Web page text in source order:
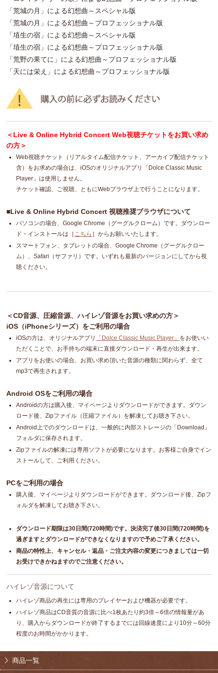
「荒城の月」による幻想曲～スペシャル版
「荒城の月」による幻想曲～プロフェッショナル版
「埴生の宿」による幻想曲～スペシャル版
「埴生の宿」による幻想曲～プロフェッショナル版
「荒野の果てに」による幻想曲～プロフェッショナル版
「天には栄え」による幻想曲～プロフェッショナル版
＜Live & Online Hybrid Concert Web視聴チケットをお買い求め
の方＞
Web視聴チケット（リアルタイム配信チケット、アーカイブ配信チケット
含）をお求めの場合は、iOSのオリジナルアプリ「Dolce Classic Music
Player」は使用しません。
チケット確認、ご視聴、ともにWebブラウザ上で行うことになります。
■Live & Online Hybrid Concert 視聴推奨ブラウザについて
パソコンの場合、Google Chrome（グーグルクローム）です。ダウンロー
ド・インストールは［ こちら ］からお願いいたします。
スマートフォン、タブレットの場合、Google Chrome（グーグルクロー
ム）、Safari（サファリ）です。いずれも最新のバージョンにしてから視
聴ください。
＜CD音源、圧縮音源、ハイレゾ音源をお買い求めの方＞
iOS（iPhoneシリーズ）をご利用の場合
iOSの方は、オリジナルアプリ 「Dolce Classic Music Player」 をお使いい
ただくことで、お手持ちの端末に直接ダウンロード・再生が出来ます。
アプリをお使いの場合、お買い求め頂いた音源の種類に関わらず、全て
mp3で再生されます。
Android OSをご利用の場合
Androidの方は購入後、マイページよりダウンロードができます。ダウン
ロード後、Zipファイル（圧縮ファイル）を解凍してお聴き下さい。
Android上でのダウンロードは、一般的に内部ストレージの「Download」
フォルダに保存されます。
Zipファイルの解凍には専用ソフトが必要になります。お客様ご自身でイン
ストールして、ご利用ください。
PCをご利用の場合
購入後、マイページよりダウンロードができます。ダウンロード後、Zipフ
ォルダを解凍してお聴き下さい。
ダウンロード期限は30日間(720時間)です。決済完了後30日間(720時間)を
過ぎますとダウンロードができなくなりますので予めご了承ください。
商品の特性上、キャンセル・返品・ご注文内容の変更につきましては一切
お受けできかねますのでご注意ください。
ハイレゾ音源について
ハイレゾ商品の再生には専用のプレイヤーおよび機器が必要です。
ハイレゾ商品はCD音質の音源に比べ1枚あたり約3倍～6倍の情報量があ
り、購入からダウンロードが終了するまでには回線速度により10分～60分
程度のお時間がかかります。
商品一覧